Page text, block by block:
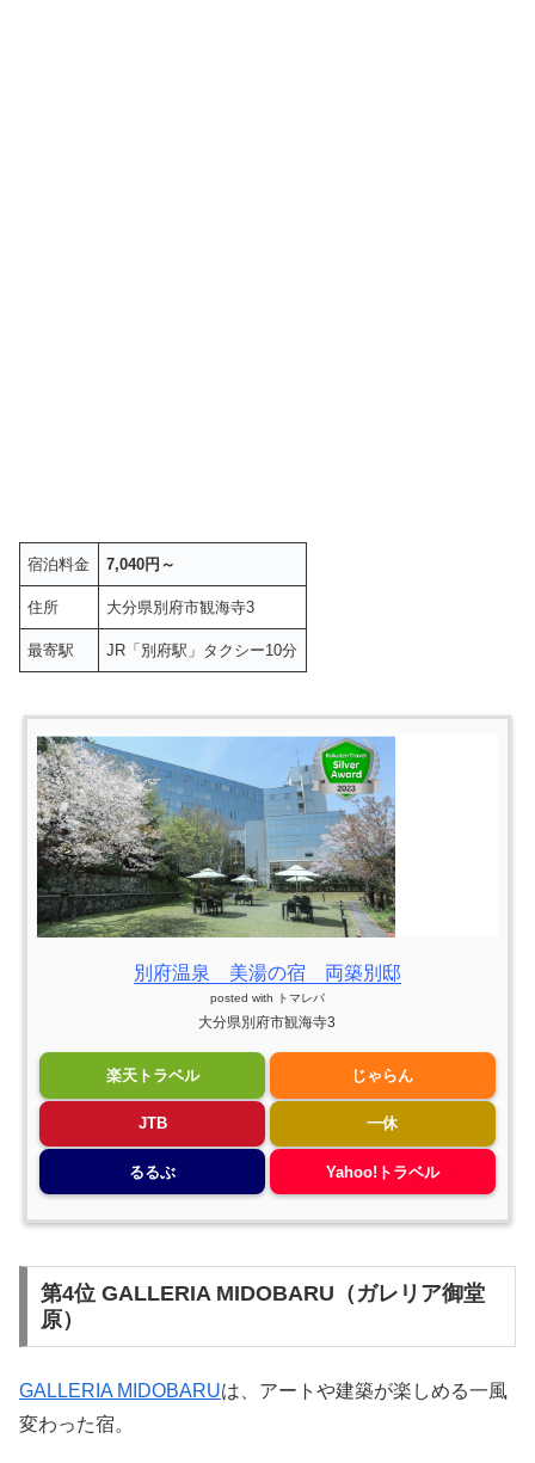
宿泊料金 7,040円～
住所 大分県別府市観海寺3
最寄駅 JR「別府駅」タクシー10分
別府温泉 美湯の宿 両築別邸
posted with トマレバ
大分県別府市観海寺3
楽天トラベル じゃらん
JTB 一休
るるぶ Yahoo!トラベル
第4位 GALLERIA MIDOBARU（ガレリア御堂
原）
GALLERIA MIDOBARUは、アートや建築が楽しめる一風
変わった宿。